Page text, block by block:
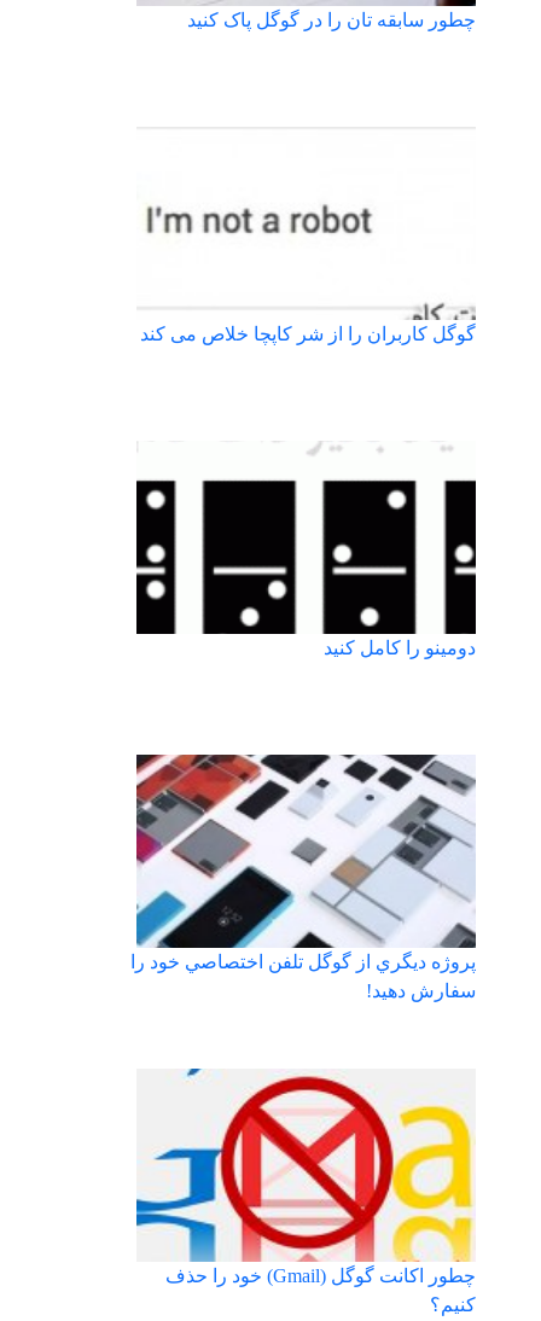
چطور سابقه تان را در گوگل پاک کنید
گوگل کاربران را از شر کاپچا خلاص می کند
دومینو را کامل کنید
پروژه ديگري از گوگل تلفن اختصاصي خود را
سفارش دهيد!
چطور اکانت گوگل (Gmail) خود را حذف
کنیم؟